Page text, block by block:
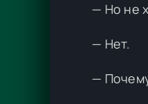
— Но не
— Нет.
—